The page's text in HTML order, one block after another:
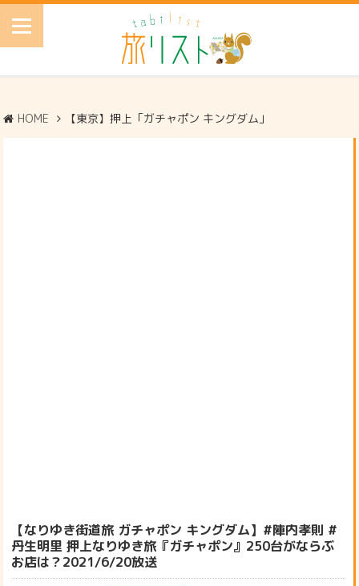
HOME 【東京】押上「ガチャポン キングダム」
【なりゆき街道旅 ガチャポン キングダム】#陣内孝則 #
丹生明里 押上なりゆき旅『ガチャポン』250台がならぶ
お店は？2021/6/20放送